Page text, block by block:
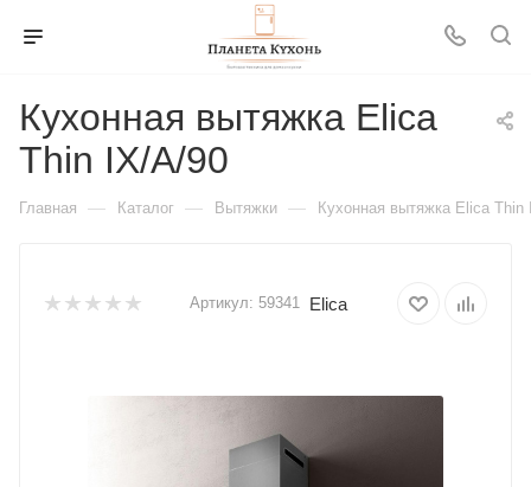
Кухонная вытяжка Elica
Thin IX/A/90
Главная — Каталог — Вытяжки — Кухонная вытяжка Elica Thin
Артикул: 59341 Elica